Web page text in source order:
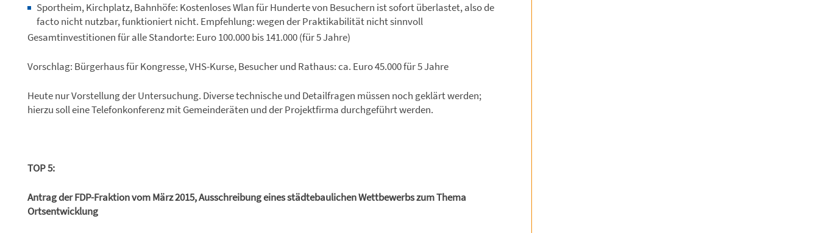
Sportheim, Kirchplatz, Bahnhöfe: Kostenloses Wlan für Hunderte von Besuchern ist sofort überlastet, also de
facto nicht nutzbar, funktioniert nicht. Empfehlung: wegen der Praktikabilität nicht sinnvoll
Gesamtinvestitionen für alle Standorte: Euro 100.000 bis 141.000 (für 5 Jahre)
Vorschlag: Bürgerhaus für Kongresse, VHS-Kurse, Besucher und Rathaus: ca. Euro 45.000 für 5 Jahre
Heute nur Vorstellung der Untersuchung. Diverse technische und Detailfragen müssen noch geklärt werden;
hierzu soll eine Telefonkonferenz mit Gemeinderäten und der Projektfirma durchgeführt werden.
TOP 5:
Antrag der FDP-Fraktion vom März 2015, Ausschreibung eines städtebaulichen Wettbewerbs zum Thema
Ortsentwicklung